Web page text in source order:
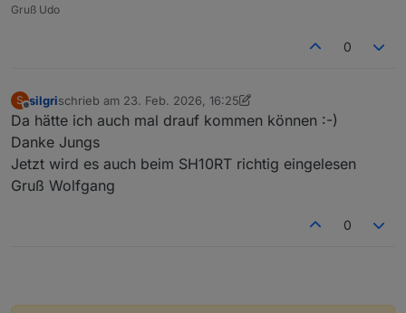
Gruß Udo
0
S
Offline
silgrischrieb am 23. Feb. 2026, 16:25
zuletzt editiert von silgri
Da hätte ich auch mal drauf kommen können :-)
Danke Jungs
Jetzt wird es auch beim SH10RT richtig eingelesen
Gruß Wolfgang
0